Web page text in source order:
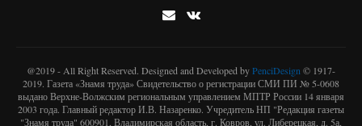
@2019 - All Right Reserved. Designed and Developed byPenciDesign © 1917-
2019. Газета «Знамя труда» Свидетельство о регистрации СМИ ПИ № 5-0608
выдано Верхне-Волжским региональным управлением МПТР России 14 января
2003 года. Главный редактор И.В. Назаренко. Учредитель НП "Редакция газеты
"Знамя труда" 600901, Владимирская область, г. Ковров, ул. Либерецкая, д. 5а,